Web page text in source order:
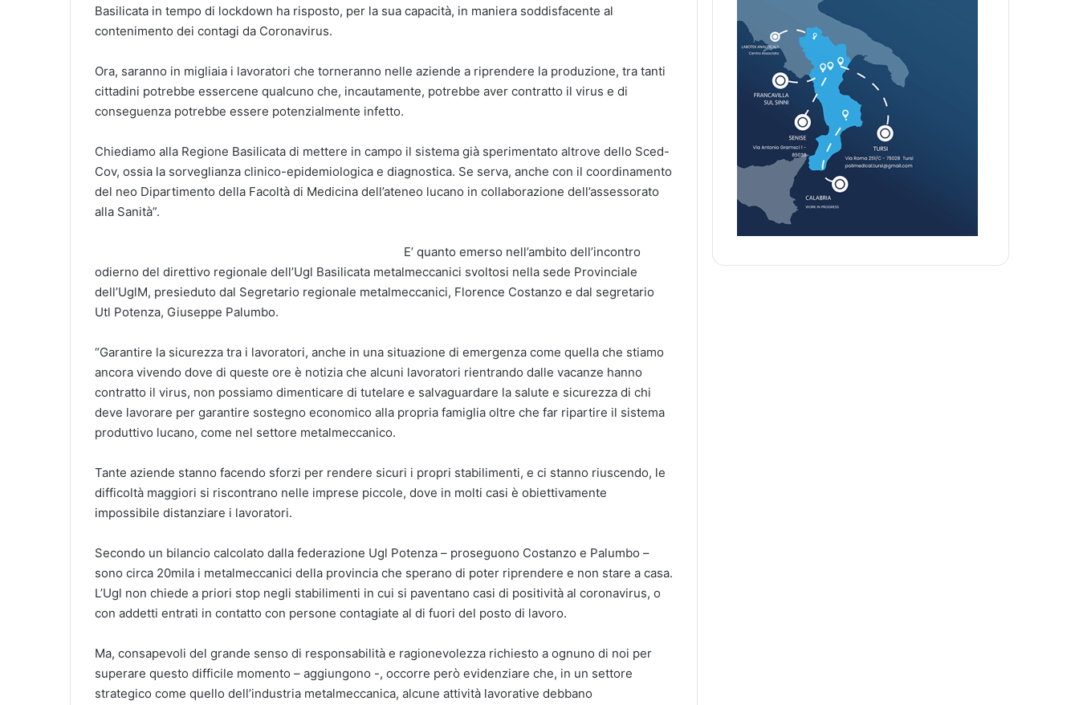
Basilicata in tempo di lockdown ha risposto, per la sua capacità, in maniera soddisfacente al
contenimento dei contagi da Coronavirus.
Ora, saranno in migliaia i lavoratori che torneranno nelle aziende a riprendere la produzione, tra tanti
cittadini potrebbe essercene qualcuno che, incautamente, potrebbe aver contratto il virus e di
conseguenza potrebbe essere potenzialmente infetto.
Chiediamo alla Regione Basilicata di mettere in campo il sistema già sperimentato altrove dello Sced-
Cov, ossia la sorveglianza clinico-epidemiologica e diagnostica. Se serva, anche con il coordinamento
del neo Dipartimento della Facoltà di Medicina dell’ateneo lucano in collaborazione dell’assessorato
alla Sanità”.
E’ quanto emerso nell’ambito dell’incontro
odierno del direttivo regionale dell’Ugl Basilicata metalmeccanici svoltosi nella sede Provinciale
dell’UglM, presieduto dal Segretario regionale metalmeccanici, Florence Costanzo e dal segretario
Utl Potenza, Giuseppe Palumbo.
“Garantire la sicurezza tra i lavoratori, anche in una situazione di emergenza come quella che stiamo
ancora vivendo dove di queste ore è notizia che alcuni lavoratori rientrando dalle vacanze hanno
contratto il virus, non possiamo dimenticare di tutelare e salvaguardare la salute e sicurezza di chi
deve lavorare per garantire sostegno economico alla propria famiglia oltre che far ripartire il sistema
produttivo lucano, come nel settore metalmeccanico.
Tante aziende stanno facendo sforzi per rendere sicuri i propri stabilimenti, e ci stanno riuscendo, le
difficoltà maggiori si riscontrano nelle imprese piccole, dove in molti casi è obiettivamente
impossibile distanziare i lavoratori.
Secondo un bilancio calcolato dalla federazione Ugl Potenza – proseguono Costanzo e Palumbo –
sono circa 20mila i metalmeccanici della provincia che sperano di poter riprendere e non stare a casa.
L’Ugl non chiede a priori stop negli stabilimenti in cui si paventano casi di positività al coronavirus, o
con addetti entrati in contatto con persone contagiate al di fuori del posto di lavoro.
Ma, consapevoli del grande senso di responsabilità e ragionevolezza richiesto a ognuno di noi per
superare questo difficile momento – aggiungono -, occorre però evidenziare che, in un settore
strategico come quello dell’industria metalmeccanica, alcune attività lavorative debbano